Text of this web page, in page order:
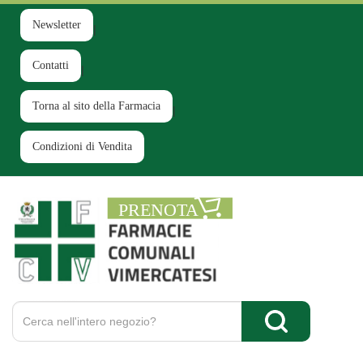
Passa
contenuto
principale
Newsletter
Contatti
Torna al sito della Farmacia
Condizioni di Vendita
Farmacia
Comunale
Cerca
Prodotto
Cerca Prodotto